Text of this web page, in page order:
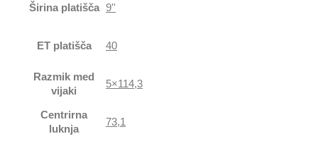
Širina platišča 9''
ET platišča 40
Razmik med
vijaki
5×114,3
Centrirna
luknja
73,1